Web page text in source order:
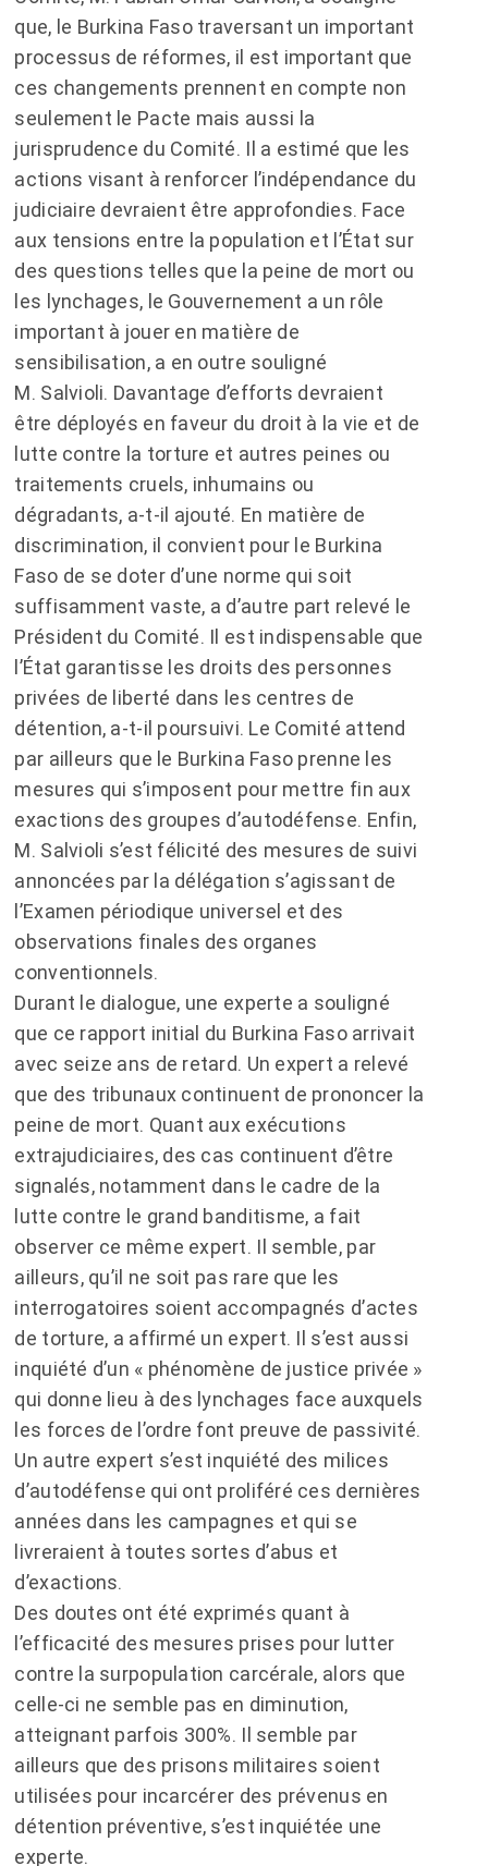
que, le Burkina Faso traversant un important
processus de réformes, il est important que
ces changements prennent en compte non
seulement le Pacte mais aussi la
jurisprudence du Comité. Il a estimé que les
actions visant à renforcer l’indépendance du
judiciaire devraient être approfondies. Face
aux tensions entre la population et l’État sur
des questions telles que la peine de mort ou
les lynchages, le Gouvernement a un rôle
important à jouer en matière de
sensibilisation, a en outre souligné
M. Salvioli. Davantage d’efforts devraient
être déployés en faveur du droit à la vie et de
lutte contre la torture et autres peines ou
traitements cruels, inhumains ou
dégradants, a-t-il ajouté. En matière de
discrimination, il convient pour le Burkina
Faso de se doter d’une norme qui soit
suffisamment vaste, a d’autre part relevé le
Président du Comité. Il est indispensable que
l’État garantisse les droits des personnes
privées de liberté dans les centres de
détention, a-t-il poursuivi. Le Comité attend
par ailleurs que le Burkina Faso prenne les
mesures qui s’imposent pour mettre fin aux
exactions des groupes d’autodéfense. Enfin,
M. Salvioli s’est félicité des mesures de suivi
annoncées par la délégation s’agissant de
l’Examen périodique universel et des
observations finales des organes
conventionnels.
Durant le dialogue, une experte a souligné
que ce rapport initial du Burkina Faso arrivait
avec seize ans de retard. Un expert a relevé
que des tribunaux continuent de prononcer la
peine de mort. Quant aux exécutions
extrajudiciaires, des cas continuent d’être
signalés, notamment dans le cadre de la
lutte contre le grand banditisme, a fait
observer ce même expert. Il semble, par
ailleurs, qu’il ne soit pas rare que les
interrogatoires soient accompagnés d’actes
de torture, a affirmé un expert. Il s’est aussi
inquiété d’un « phénomène de justice privée »
qui donne lieu à des lynchages face auxquels
les forces de l’ordre font preuve de passivité.
Un autre expert s’est inquiété des milices
d’autodéfense qui ont proliféré ces dernières
années dans les campagnes et qui se
livreraient à toutes sortes d’abus et
d’exactions.
Des doutes ont été exprimés quant à
l’efficacité des mesures prises pour lutter
contre la surpopulation carcérale, alors que
celle-ci ne semble pas en diminution,
atteignant parfois 300%. Il semble par
ailleurs que des prisons militaires soient
utilisées pour incarcérer des prévenus en
détention préventive, s’est inquiétée une
experte.